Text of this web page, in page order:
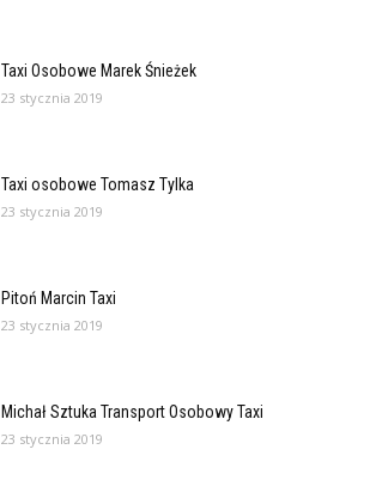
Taxi Osobowe Marek Śnieżek
23 stycznia 2019
Taxi osobowe Tomasz Tylka
23 stycznia 2019
Pitoń Marcin Taxi
23 stycznia 2019
Michał Sztuka Transport Osobowy Taxi
23 stycznia 2019